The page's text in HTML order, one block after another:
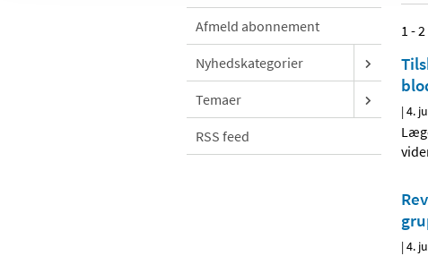
Afmeld abonnement
Nyhedskategorier
Temaer
RSS feed
1 -
|4.
|4.